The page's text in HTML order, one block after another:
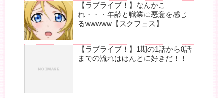
【ラブライブ！】なんかこ
れ・・・年齢と職業に悪意を感じ
るwwwww【スクフェス】
【ラブライブ！】1期の1話から8話
までの流れはほんとに好きだ！！